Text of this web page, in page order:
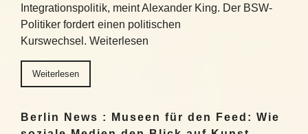
Integrationspolitik, meint Alexander King. Der BSW-
Politiker fordert einen politischen
Kurswechsel. Weiterlesen
Weiterlesen
Berlin News : Museen für den Feed: Wie